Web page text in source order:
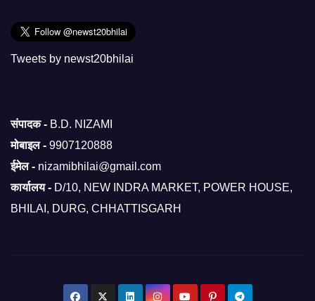
Tweets by newst20bhilai
संपादक - B.D. NIZAMI
मोबाइल - 9907120888
ईमेल - nizamibhilai@gmail.com
कार्यालय - D/10, NEW INDRA MARKET, POWER HOUSE,
BHILAI, DURG, CHHATTISGARH